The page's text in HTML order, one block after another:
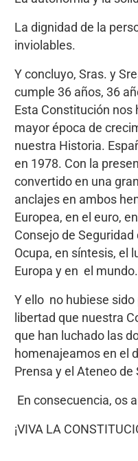
La dignidad de la
inviolables.
Y concluyo, Sras. y
cumple 36 años, 36
Esta Constitución
mayor época de
nuestra Historia.
en 1978. Con la
convertido en una
anclajes en ambos
Europea, en el euro,
Consejo de
Ocupa, en síntesis, el
Europa y en el mundo.
Y ello no hubiese
libertad que nuestra
que han luchado las
homenajeamos en el
Prensa y el Ateneo de
En consecuencia, os
¡VIVA LA